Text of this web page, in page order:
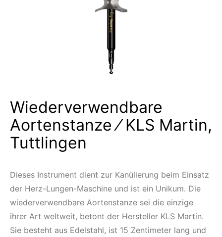
Wiederverwendbare
Aortenstanze ⁄ KLS Martin,
Tuttlingen
Dieses Instrument dient zur Kanülierung beim Einsatz
der Herz-Lungen-Maschine und ist ein Unikum. Die
wiederverwendbare Aortenstanze sei die einzige
ihrer Art weltweit, betont der Hersteller KLS Martin.
Sie besteht aus Edelstahl, ist 15 Zentimeter lang und